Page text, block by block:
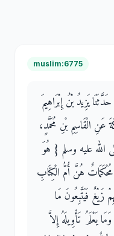
muslim:6775
يَزِيدُ بْنُ إِبْرَاهِيمَ
عَنِ الْقَاسِمِ بْنِ مُحَمَّدٍ،
عليه وسلم ‏{‏ هُوَ
هُنَّ أُمُّ الْكِتَابِ
زَيْغٌ فَيَتَّبِعُونَ مَا
يَعْلَمُ تَأْوِيلَهُ إِلاَّ